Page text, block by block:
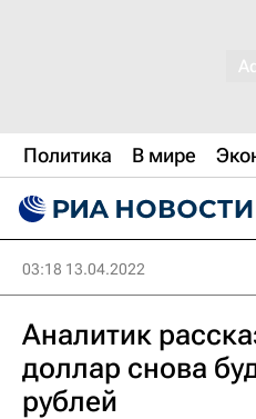
Политика В мире
03:18 13.04.2022
Аналитик
доллар снова
рублей